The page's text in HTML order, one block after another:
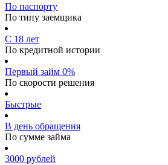
По паспорту
По типу заемщика
С 18 лет
По кредитной истории
Первый займ 0%
По скорости решения
Быстрые
В день обращения
По сумме займа
3000 рублей